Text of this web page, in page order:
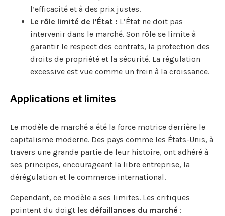
l’efficacité et à des prix justes.
Le rôle limité de l’État : L’État ne doit pas
intervenir dans le marché. Son rôle se limite à
garantir le respect des contrats, la protection des
droits de propriété et la sécurité. La régulation
excessive est vue comme un frein à la croissance.
Applications et limites
Le modèle de marché a été la force motrice derrière le
capitalisme moderne. Des pays comme les États-Unis, à
travers une grande partie de leur histoire, ont adhéré à
ses principes, encourageant la libre entreprise, la
dérégulation et le commerce international.
Cependant, ce modèle a ses limites. Les critiques
pointent du doigt les défaillances du marché :